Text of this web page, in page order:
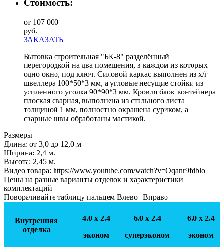
Стоимость:
от 107 000
руб.
ЗАКАЗАТЬ
Бытовка строительная "БК-8" разделённый
перегородкой на два помещения, в каждом из которых
одно окно, под ключ. Силовой каркас выполнен из х/г
швеллера 100*50*3 мм, а угловые несущие стойки из
усиленного уголка 90*90*3 мм. Кровля блок-контейнера
плоская сварная, выполнена из стального листа
толщиной 1 мм, полностью окрашена суриком, а
сварные швы обработаны мастикой.
Размеры
Длина: от 3,0 до 12,0 м.
Ширинa: 2,4 м.
Высота: 2,45 м.
Видео товара: https://www.youtube.com/watch?v=Oqanr9fdblo
Цены на разные варианты отделок и характеристики
комплектаций
Поворачивайте таблицу пальцем Влево | Вправо
Внутренняя
отделка
4.0 х 2.4
эконом
6.0 х 2.4
суперэконом
6.0 х 2.4
эконом